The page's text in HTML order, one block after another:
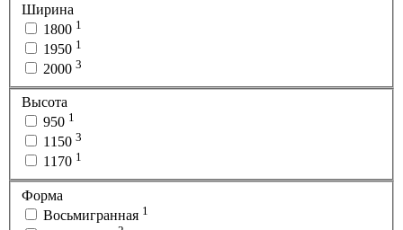
Ширина
1800 1
1950 1
2000 3
Высота
950 1
1150 3
1170 1
Форма
Восьмигранная 1